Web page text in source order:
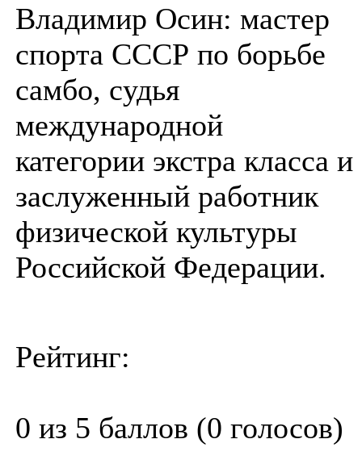
Владимир Осин: мастер
спорта СССР по борьбе
самбо, судья
международной
категории экстра класса и
заслуженный работник
физической культуры
Российской Федерации.
Рейтинг:
0 из 5 баллов (0 голосов)